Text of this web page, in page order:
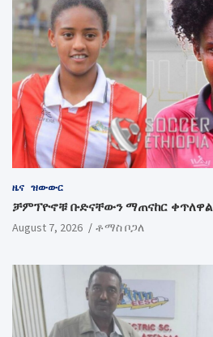
ዜና ዝውውር
ቻምፕዮኖቹ ቡድናቸውን ማጠናከር ቀጥለዋል
August 7, 2026 ቶማስ ቦጋለ